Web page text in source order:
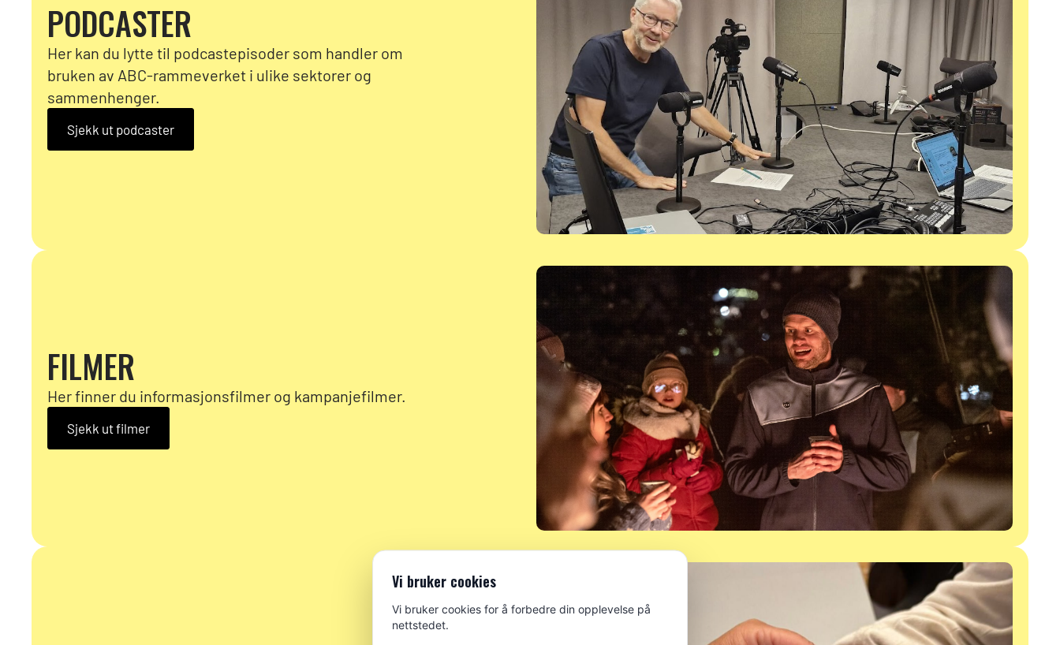
PODCASTER
Her kan du lytte til podcastepisoder som handler om
bruken av ABC-rammeverket i ulike sektorer og
sammenhenger.
Sjekk ut podcaster
FILMER
Her finner du informasjonsfilmer og kampanjefilmer.
Sjekk ut filmer
Vi bruker cookies
Vi bruker cookies for å forbedre din opplevelse på
nettstedet.